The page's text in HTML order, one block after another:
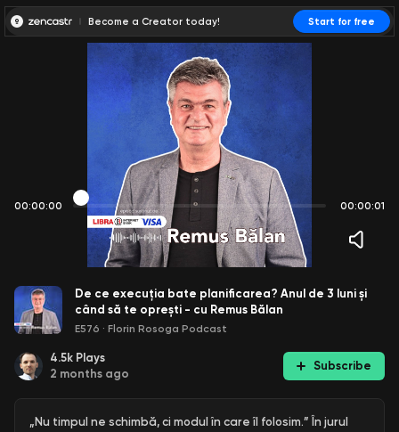
Become a Creator today! Start for free
00:00:00 00:00:01
De ce execuția bate planificarea? Anul de 3 luni și
când să te oprești - cu Remus Bălan
E576 · Florin Rosoga Podcast
4.5k Plays
2 months ago
Subscribe
„Nu timpul ne schimbă, ci modul în care îl folosim.” În jurul